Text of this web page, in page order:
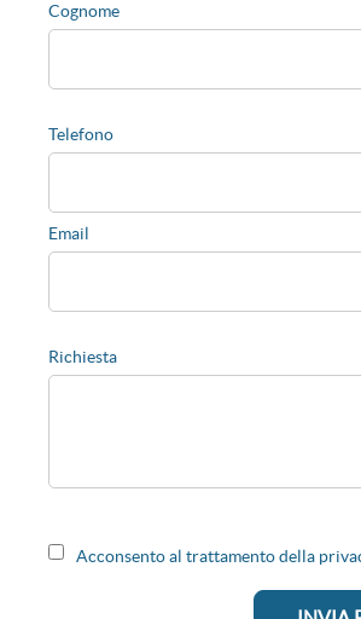
Cognome
Telefono
Email
Richiesta
Acconsento al trattamento della